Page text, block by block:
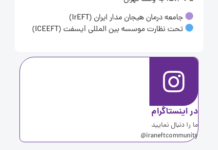
جامعه درمان هیجان مدار ایران (IrEFT)
تحت نظارت موسسه بین المللی آیسفت (ICEEFT)
اینستاگرام
را دنبال نمایید